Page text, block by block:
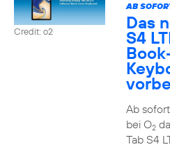
Credit: o2
AB
Das
S4
Ab
bei O2
Tab S4